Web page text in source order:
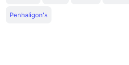
Penhaligon's